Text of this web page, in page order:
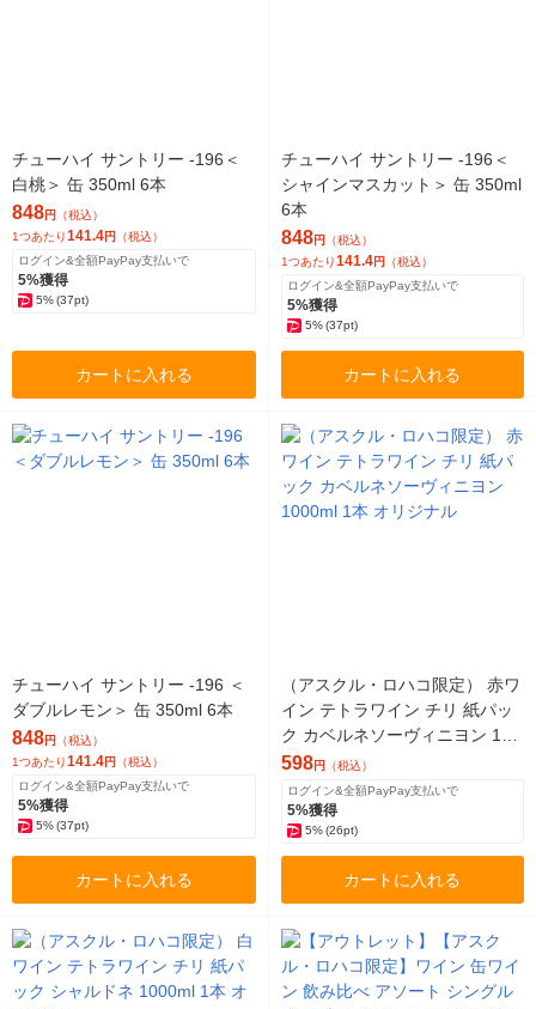
チューハイ サントリー -196＜
白桃＞ 缶 350ml 6本
848円 （税込）
1つあたり141.4円 （税込）
ログイン&全額PayPay支払いで
5%獲得
5%(37pt)
カートに入れる
チューハイ サントリー -196＜
シャインマスカット＞ 缶 350ml
6本
848円 （税込）
1つあたり141.4円 （税込）
ログイン&全額PayPay支払いで
5%獲得
5% (37pt)
カートに入れる
チューハイ サントリー -196 ＜
ダブルレモン＞ 缶 350ml 6本
848円 （税込）
1つあたり141.4円 （税込）
ログイン&全額PayPay支払いで
5%獲得
5%(37pt)
カートに入れる
（アスクル・ロハコ限定） 赤ワ
イン テトラワイン チリ 紙パッ
ク カベルネソーヴィニヨン 100
0ml 1本 オリジナル
598円 （税込）
ログイン&全額PayPay支払いで
5%獲得
5% (26pt)
カートに入れる